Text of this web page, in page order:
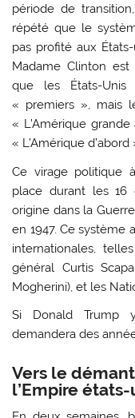
période de
répété que le
pas profité aux
Madame Clinton
que les États-
« premiers », mais
« L’Amérique
« L’Amérique d’abord
Ce virage politique
place durant les 16
origine dans la
en 1947. Ce système
internationales,
général Curtis
Mogherini), et les
Si Donald Trump
demandera des
Vers le
l’Empire